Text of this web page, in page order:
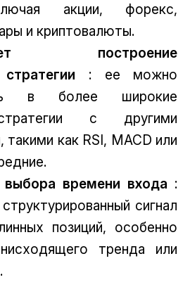
акции, форекс,
и криптовалюты.
построение
: ее можно
в более широкие
с другими
такими как RSI, MACD или
времени входа :
сигнал
позиций, особенно
тренда или